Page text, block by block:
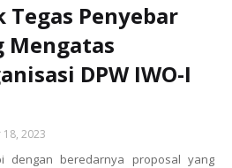
Penyebar
Mengatas
DPW IWO-I
2023
dengan beredarnya proposal yang